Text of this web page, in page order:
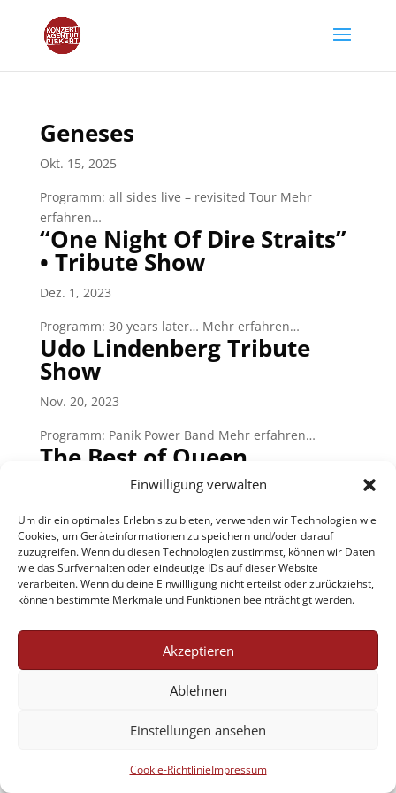
Einwilligung verwalten
Um dir ein optimales Erlebnis zu bieten, verwenden wir Technologien wie
Cookies, um Geräteinformationen zu speichern und/oder darauf
zuzugreifen. Wenn du diesen Technologien zustimmst, können wir Daten
wie das Surfverhalten oder eindeutige IDs auf dieser Website
verarbeiten. Wenn du deine Einwillligung nicht erteilst oder zurückziehst,
können bestimmte Merkmale und Funktionen beeinträchtigt werden.
Akzeptieren
Ablehnen
Einstellungen ansehen
Cookie-RichtlinieImpressum
Geneses
Okt. 15, 2025
Programm: all sides live – revisited Tour Mehr
erfahren…
“One Night Of Dire Straits”
• Tribute Show
Dez. 1, 2023
Programm: 30 years later… Mehr erfahren…
Udo Lindenberg Tribute
Show
Nov. 20, 2023
Programm: Panik Power Band Mehr erfahren…
The Best of Queen
Performed by Break Free. Mehr erfahren…
Jobs AGB
Datenschutzerklärung
Impressum
Cookie-Richtlinie (EU)
Designed by Renraku